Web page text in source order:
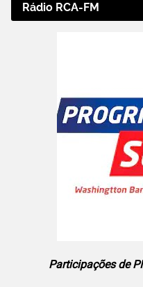
Rádio RCA-FM
Participações de